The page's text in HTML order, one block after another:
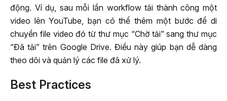
động. Ví dụ, sau mỗi lần workflow tải thành công một
video lên YouTube, bạn có thể thêm một bước để di
chuyển file video đó từ thư mục “Chờ tải” sang thư mục
“Đã tải” trên Google Drive. Điều này giúp bạn dễ dàng
theo dõi và quản lý các file đã xử lý.
Best Practices